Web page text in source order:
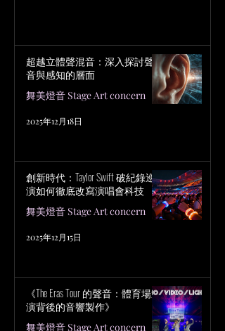
超越立體聲混音：深入探討聲
音與感知的層面
舞美燈音 Stage Art concern
2025年12月18日
創新時代：Taylor Swift 破紀錄巡
演如何徹底改寫演唱會科技
舞美燈音 Stage Art concern
2025年12月15日
《The Eras Tour 的聲音：體育場巡
演背後的音響製作》
舞美燈音 Stage Art concern